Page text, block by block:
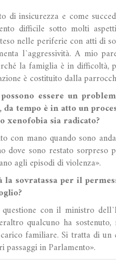
di insicurezza e come
difficile sotto molti
nelle periferie con atti di
l`aggressività. A mio
la famiglia è in difficoltà,
è costituito dalla
essere un
da tempo è in atto un
xenofobia sia radicato?
con mano quando sono
dove sono restato sorpreso
agli episodi di violenza».
la sovratassa per il
questione con il ministro
qualcuno ha
familiare. Si tratta di un
in Parlamento».